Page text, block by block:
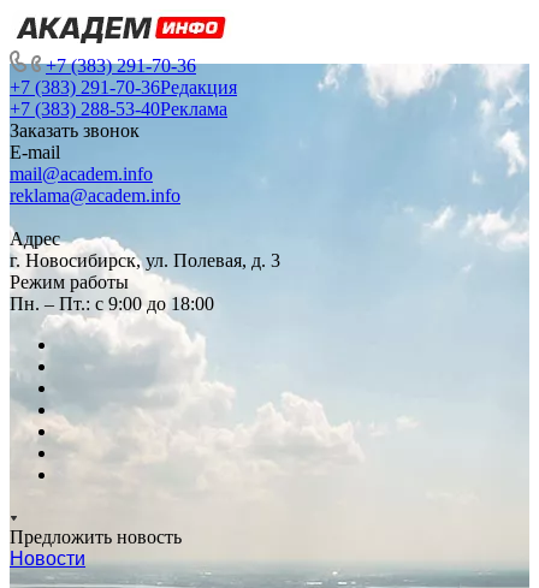
+7 (383) 291-70-36
+7 (383) 291-70-36Редакция
+7 (383) 288-53-40Реклама
Заказать звонок
E-mail
mail@academ.info
reklama@academ.info
Адрес
г. Новосибирск, ул. Полевая, д. 3
Режим работы
Пн. – Пт.: с 9:00 до 18:00
Предложить новость
Новости